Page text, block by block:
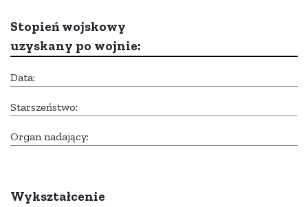
Stopień wojskowy
uzyskany po wojnie:
Data:
Starszeństwo:
Organ nadający:
Wykształcenie